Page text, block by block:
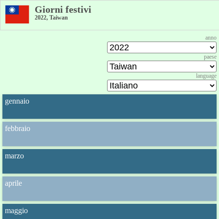
Giorni festivi
2022, Taiwan
anno
paese
language
gennaio
febbraio
marzo
aprile
maggio